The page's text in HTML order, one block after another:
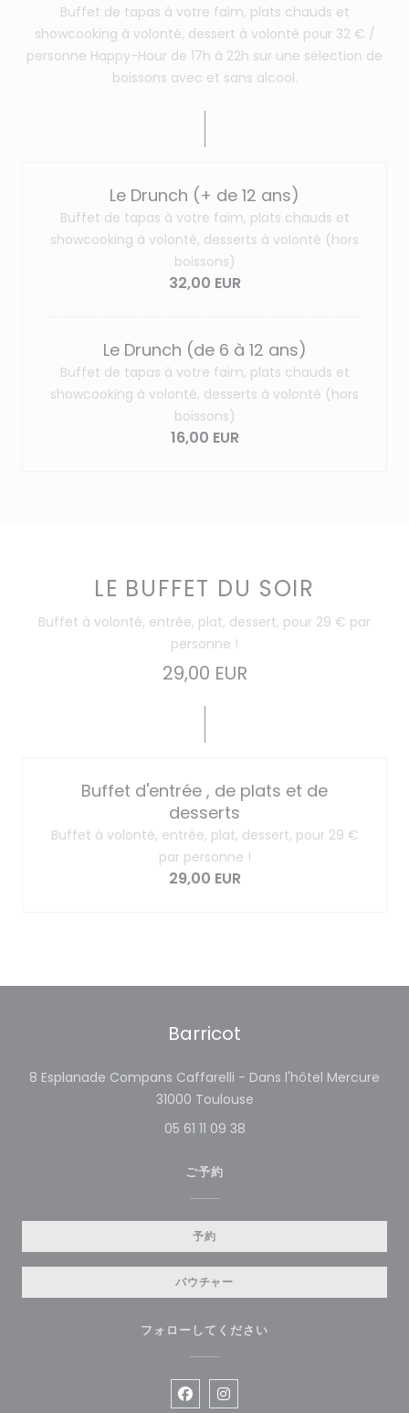
Buffet de tapas à votre faim, plats chauds et
showcooking à volonté, dessert à volonté pour 32 € /
personne Happy-Hour de 17h à 22h sur une sélection de
boissons avec et sans alcool.
Le Drunch (+ de 12 ans)
Buffet de tapas à votre faim, plats chauds et
showcooking à volonté, desserts à volonté (hors
boissons)
32,00 EUR
Le Drunch (de 6 à 12 ans)
Buffet de tapas à votre faim, plats chauds et
showcooking à volonté, desserts à volonté (hors
boissons)
16,00 EUR
LE BUFFET DU SOIR
Buffet à volonté, entrée, plat, dessert, pour 29 € par
personne !
29,00 EUR
Buffet d'entrée , de plats et de
desserts
Buffet à volonté, entrée, plat, dessert, pour 29 €
par personne !
29,00 EUR
Barricot
8 Esplanade Compans Caffarelli - Dans l'hôtel Mercure
31000 Toulouse((新しいウィンドウで開
05 61 11 09 38
ご予約
予約
バウチャー
フォローしてください
Facebook ((新しいウィンドウ
Instagram ((新しいウィン